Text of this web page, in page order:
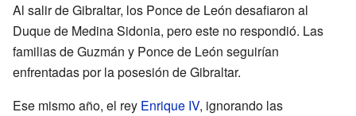
Al salir de Gibraltar, los Ponce de León desafiaron al
Duque de Medina Sidonia, pero este no respondió. Las
familias de Guzmán y Ponce de León seguirían
enfrentadas por la posesión de Gibraltar.
Ese mismo año, el rey Enrique IV, ignorando las